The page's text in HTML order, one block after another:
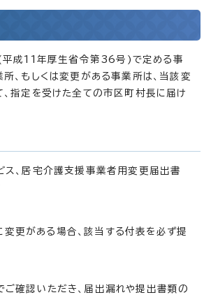
成11年厚生省令第36号)で定める事
、もしくは変更がある事業所は、当該変
指定を受けた全ての市区町村長に届け
ス、居宅介護支援事業者用変更届出書
更がある場合、該当する付表を必ず提
ご確認いただき、届出漏れや提出書類の